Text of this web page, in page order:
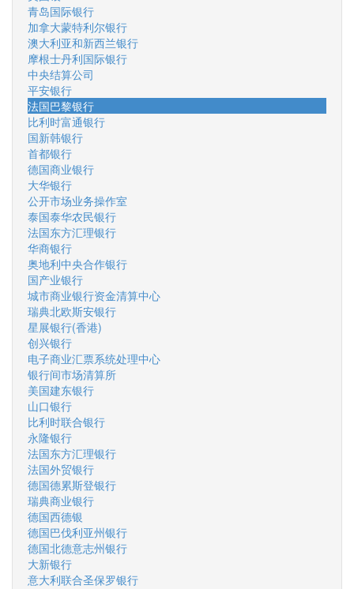
青岛国际银行
加拿大蒙特利尔银行
澳大利亚和新西兰银行
摩根士丹利国际银行
中央结算公司
平安银行
法国巴黎银行
比利时富通银行
国新韩银行
首都银行
德国商业银行
大华银行
公开市场业务操作室
泰国泰华农民银行
法国东方汇理银行
华商银行
奥地利中央合作银行
国产业银行
城市商业银行资金清算中心
瑞典北欧斯安银行
星展银行(香港)
创兴银行
电子商业汇票系统处理中心
银行间市场清算所
美国建东银行
山口银行
比利时联合银行
永隆银行
法国东方汇理银行
法国外贸银行
德国德累斯登银行
瑞典商业银行
德国西德银
德国巴伐利亚州银行
德国北德意志州银行
大新银行
意大利联合圣保罗银行